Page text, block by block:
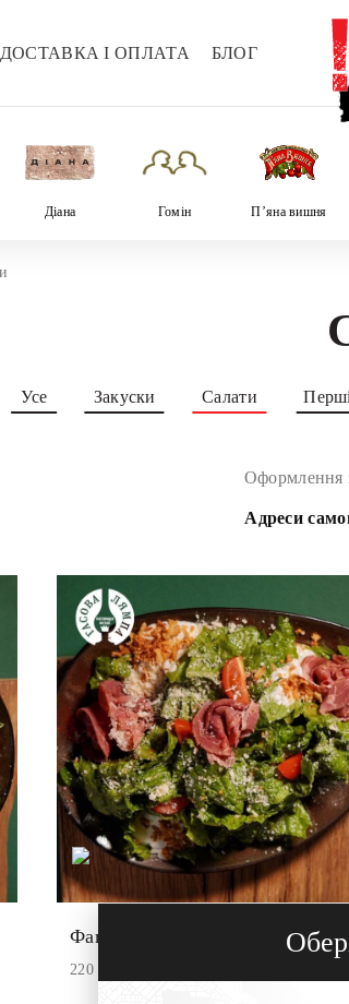
ДОСТАВКА І ОПЛАТА БЛОГ
Діана Гомін П’яна вишня
Усе Закуски Салати
Оформлення
Адреси
Фацет на ровері
220 г